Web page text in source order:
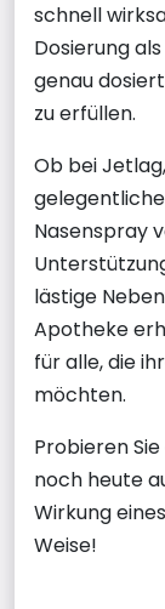
schnell
Dosierung
genau
zu erfüllen.
Ob bei
Nasenspray
lästige
Apotheke
für alle, die
möchten.
Probieren
noch heute
Wirkung
Weise!